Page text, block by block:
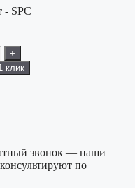
- SPC
+
клик
звонок — наши
по